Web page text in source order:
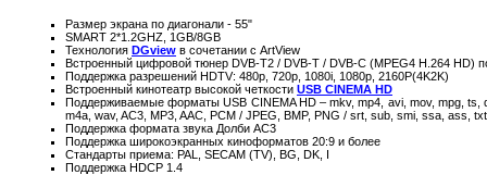
Размер экрана по диагонали - 55"
SMART 2*1.2GHZ, 1GB/8GB
Технология DGview в сочетании с ArtView
Встроенный цифровой тюнер DVB-T2 / DVB-T / DVB-C (MPEG4 H.264 HD)
Поддержка разрешений HDTV: 480p, 720p, 1080i, 1080p, 2160P(4K2K)
Встроенный кинотеатр высокой четкости USB CINEMA HD
Поддерживаемые форматы USB CINEMA HD – mkv, mp4, avi, mov, mpg, ts,
m4a, wav, AC3, MP3, AAC, PCM / JPEG, BMP, PNG / srt, sub, smi, ssa, ass, txt
Поддержка формата звука Долби AC3
Поддержка широкоэкранных киноформатов 20:9 и более
Стандарты приема: PAL, SECAM (TV), BG, DK, I
Поддержка HDCP 1.4